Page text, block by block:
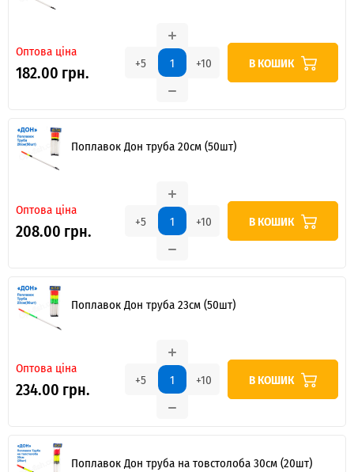
Оптова ціна
182.00 грн. +5 +10 В КОШИК
Поплавок Дон труба 20см (50шт)
Оптова ціна
208.00 грн. +5 +10 В КОШИК
Поплавок Дон труба 23см (50шт)
Оптова ціна
234.00 грн. +5 +10 В КОШИК
Поплавок Дон труба на товстолоба 30см (20шт)